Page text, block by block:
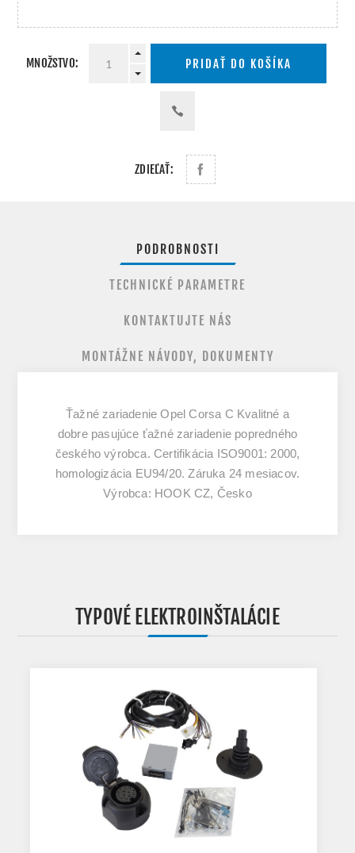
MNOŽSTVO: PRIDAŤ DO KOŠÍKA
ZDIEĽAŤ:
PODROBNOSTI
TECHNICKÉ PARAMETRE
KONTAKTUJTE NÁS
MONTÁŽNE NÁVODY, DOKUMENTY
Ťažné zariadenie Opel Corsa C Kvalitné a
dobre pasujúce ťažné zariadenie popredného
českého výrobca. Certifikácia ISO9001: 2000,
homologizácia EU94/20. Záruka 24 mesiacov.
Výrobca: HOOK CZ, Česko
TYPOVÉ ELEKTROINŠTALÁCIE